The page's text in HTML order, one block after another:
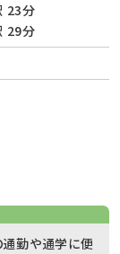
23分
29分
勤や通学に便